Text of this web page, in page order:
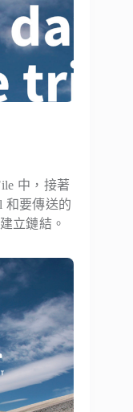
中，接著
和要傳送的
立鏈結。